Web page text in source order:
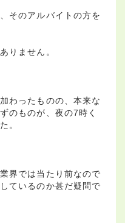
そのアルバイトの方を
りません。
わったものの、本来な
のものが、夜の7時く
。
界では当たり前なので
ているのか甚だ疑問で